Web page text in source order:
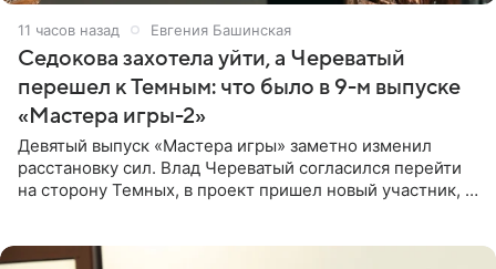
11 часов назад Евгения Башинская
Седокова захотела уйти, а Череватый
перешел к Темным: что было в 9-м выпуске
«Мастера игры-2»
Девятый выпуск «Мастера игры» заметно изменил
расстановку сил. Влад Череватый согласился перейти
на сторону Темных, в проект пришел новый участник, а